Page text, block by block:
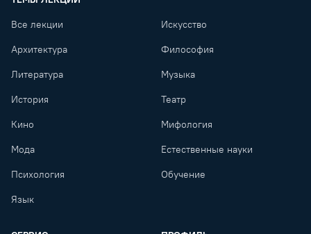
Все лекции Искусство
Архитектура Философия
Литература Музыка
История Театр
Кино Мифология
Мода Естественные науки
Психология Обучение
Язык